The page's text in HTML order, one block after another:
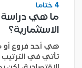
4 ختاما
ما هي دراسة
الاستثمارية؟
هي أحد فروع أو
تأتي في